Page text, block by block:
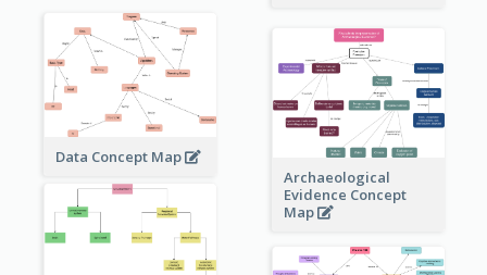
Data Concept Map
Archaeological
Evidence Concept
Map